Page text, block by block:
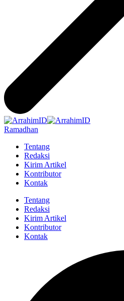
Ramadhan
Tentang
Redaksi
Kirim Artikel
Kontributor
Kontak
Tentang
Redaksi
Kirim Artikel
Kontributor
Kontak